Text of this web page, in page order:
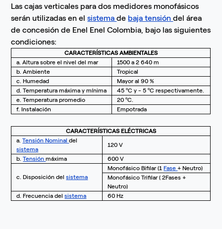
Las cajas verticales para dos medidores monofásicos
serán utilizadas en elsistemade baja tensióndel área
de concesión de Enel Enel Colombia, bajo las siguientes
condiciones:
CARACTERÍSTICAS AMBIENTALES
a. Altura sobre el nivel del mar
1500 a 2 640 m
b. Ambiente
Tropical
c. Humedad
Mayor al 90 %
d. Temperatura máxima y mínima
45 ºC y - 5 ºC respectivamente.
e. Temperatura promedio
20 ºC.
f. Instalación
Empotrada
CARACTERÍSTICAS ELÉCTRICAS
a.Tensión Nominaldel
sistema
120 V
b.Tensiónmáxima 600 V
c. Disposición delsistema
Monofásico Bifilar (1Fase+ Neutro)
Monofásico Trifilar ( 2Fases +
Neutro)
d. Frecuencia delsistema 60 Hz